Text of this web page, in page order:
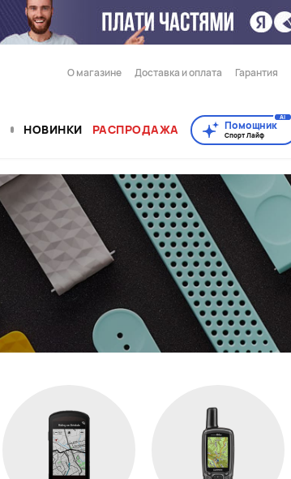
О магазине Доставка и оплата Гарантия
НОВИНКИ РАСПРОДАЖА Помощник
Спорт Лайф
AI